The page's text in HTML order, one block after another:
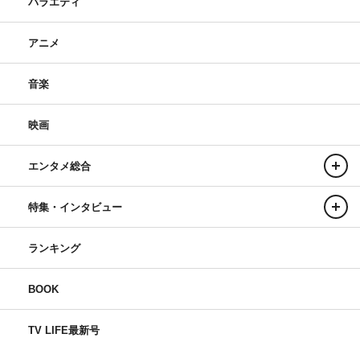
アニメ
音楽
映画
エンタメ総合
特集・インタビュー
ランキング
BOOK
TV LIFE最新号